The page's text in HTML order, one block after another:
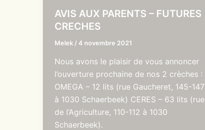
AVIS AUX PARENTS – FUTURES
CRECHES
Melek /4 novembre 2021
Nous avons le plaisir de vous annoncer
l’ouverture prochaine de nos 2 crèches :
OMEGA – 12 lits (rue Gaucheret, 145-147
à 1030 Schaerbeek) CERES – 63 lits (rue
de l’Agriculture, 110-112 à 1030
Schaerbeek).